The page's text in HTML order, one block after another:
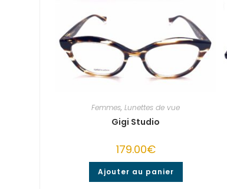
Femmes,Lunettes de vue
Gigi Studio
179.00€
Ajouter au panier